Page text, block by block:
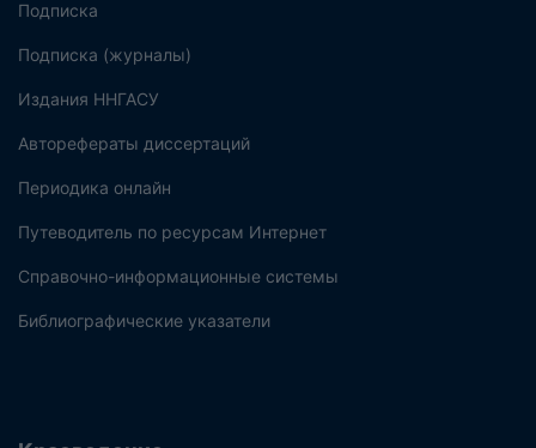
Подписка
Подписка (журналы)
Издания ННГАСУ
Авторефераты диссертаций
Периодика онлайн
Путеводитель по ресурсам Интернет
Справочно-информационные системы
Библиографические указатели